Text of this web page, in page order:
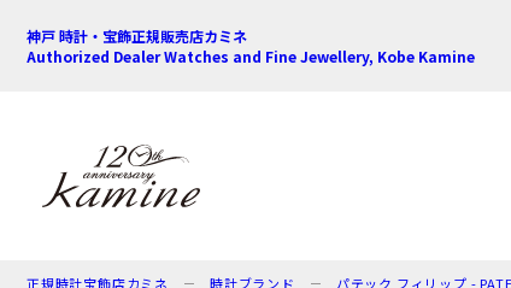
神戸 時計・宝飾正規販売店カミネ
Authorized Dealer Watches and Fine Jewellery, Kobe Kamine
正規時計宝飾店カミネ 時計ブランド パテック フィリップ -